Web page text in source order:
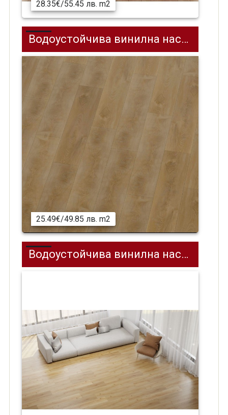
28.35€/55.45 лв. m2
Водоустойчива винилна настилка SPC на клик система REPUBLIC Nova REELCNO01, 1218 x 181 мм
25.49€/49.85 лв. m2
Водоустойчива винилна настилка SPC на клик система REPUBLIC REELCQU05 Quasar, 1218 x 181 мм